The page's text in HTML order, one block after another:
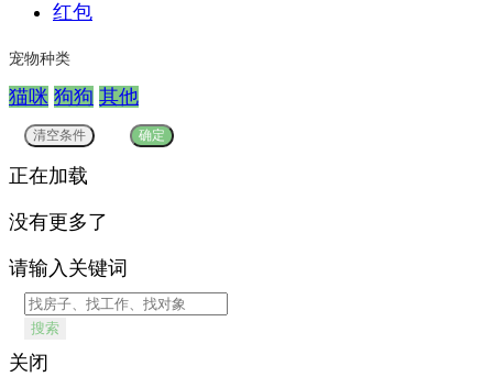
红包
宠物种类
猫咪 狗狗 其他
正在加载
没有更多了
请输入关键词
搜索
关闭